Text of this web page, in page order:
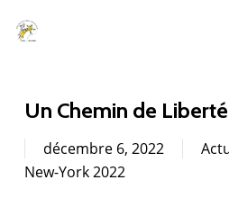
Un Chemin de
décembre 6, 2022
New-York 2022